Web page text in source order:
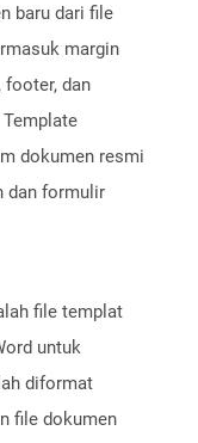
baru dari file
margin
footer, dan
dokumen resmi
dan formulir
file templat
untuk
diformat
file dokumen